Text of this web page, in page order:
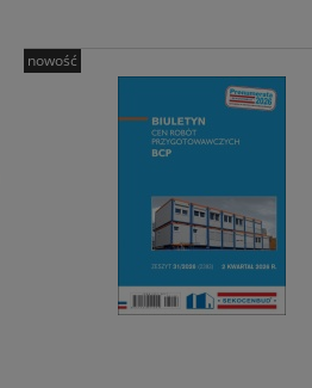
materiałów budowlanych IMB 2
kw. 2026
90,00 zł
Cena regularna: 119,00 zł
nowość